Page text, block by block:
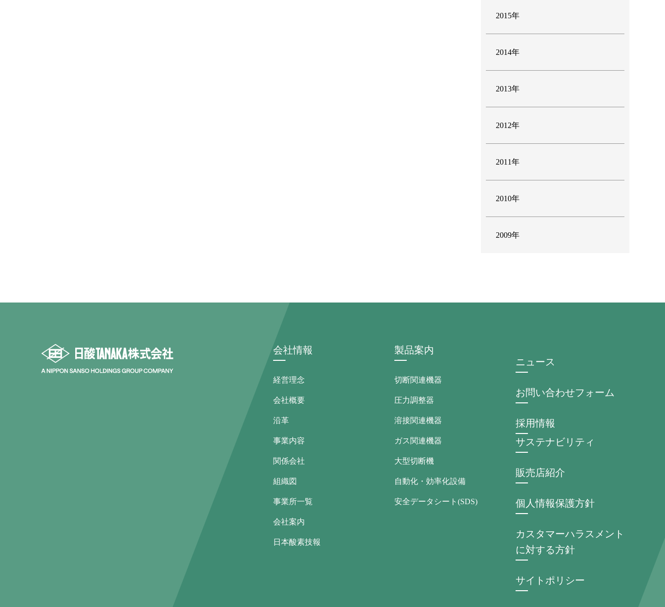
2015年
2014年
2013年
2012年
2011年
2010年
2009年
会社情報
経営理念
会社概要
沿革
事業内容
関係会社
組織図
事業所一覧
会社案内
日本酸素技報
製品案内
切断関連機器
圧力調整器
溶接関連機器
ガス関連機器
大型切断機
自動化・効率化設備
安全データシート(SDS)
ニュース
お問い合わせフォーム
採用情報
サステナビリティ
販売店紹介
個人情報保護方針
カスタマーハラスメント
に対する方針
サイトポリシー